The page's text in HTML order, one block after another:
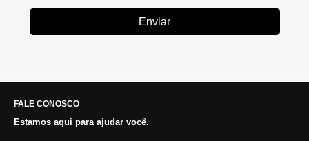
Enviar
FALE CONOSCO
Estamos aqui para ajudar você.